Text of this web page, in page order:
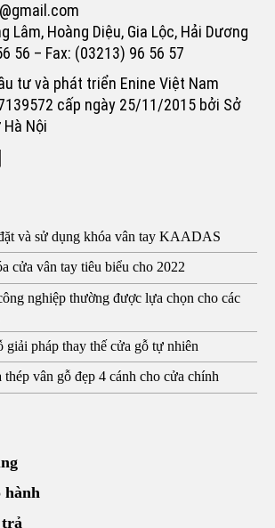
Lâm, Hoàng Diệu, Gia Lộc, Hải Dương
56 – Fax: (03213) 96 56 57
tư và phát triển Enine Việt Nam
cấp ngày 25/11/2015 bởi Sở
Nội
và sử dụng khóa vân tay KAADAS
cửa vân tay tiêu biểu cho 2022
nghiệp thường được lựa chọn cho các
giải pháp thay thế cửa gỗ tự nhiên
vân gỗ đẹp 4 cánh cho cửa chính
hành